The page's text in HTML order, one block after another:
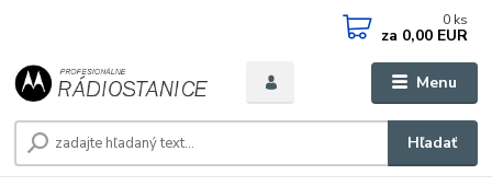
Menu
Hľadať
0 ks
za 0,00 EUR